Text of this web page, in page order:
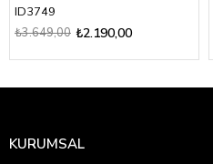
ID3749
₺2.190,00
₺3.649,00
KURUMSAL